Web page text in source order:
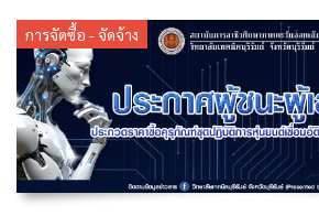
การจัดซื้อ - จัดจ้าง